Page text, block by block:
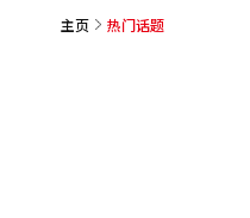
主页 热门话题